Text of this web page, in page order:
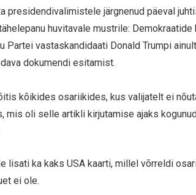
presidendivalimistele järgnenud päeval
huvitavale mustrile:
Partei vastaskandidaati Donald Trumpi
dokumendi esitamist.
kõikides osariikides, kus valijatelt ei
mis oli selle artikli kirjutamise ajaks
lisati ka kaks USA kaarti, millel võrreldi
ei ole.